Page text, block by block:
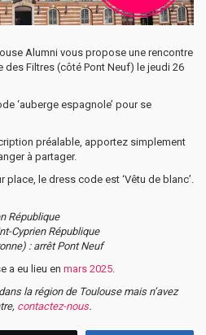
Alumni vous propose une rencontre
des Filtres (côté Pont Neuf) le jeudi 26
‘auberge espagnole’ pour se
préalable, apportez simplement
à partager.
le dress code est ‘Vêtu de blanc’.
République
Cyprien République
: arrêt Pont Neuf
a eu lieu en mars 2025.
la région de Toulouse mais n’avez
contactez-nous.